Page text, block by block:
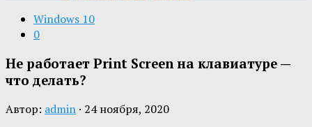
Windows 10
0
Не работает Print Screen на клавиатуре —
что делать?
Автор: admin · 24 ноября, 2020